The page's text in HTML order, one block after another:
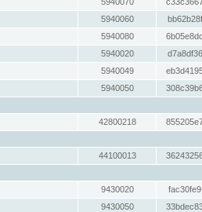
5940060
5940080
5940020
5940049
5940050
42800218
44100013
9430020
9430050